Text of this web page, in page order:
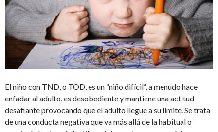
El niño con TND, o TOD, es un “niño difícil”, a menudo hace
enfadar al adulto, es desobediente y mantiene una actitud
desafiante provocando que el adulto llegue a su límite. Se trata
de una conducta negativa que va más allá de la habitual o